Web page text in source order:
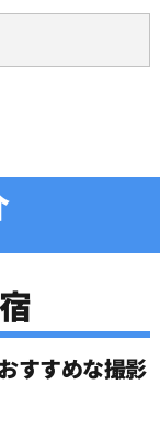
すすめな撮影